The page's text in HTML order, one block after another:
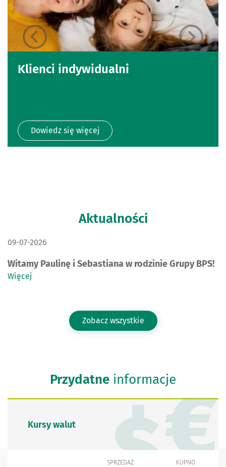
Klienci indywidualni
Dowiedz się więcej
Aktualności
DATA PUBLIKACJI:
09-07-2026
Witamy Paulinę i Sebastiana w rodzinie Grupy BPS!
Więcej
Zobacz wszystkie
Przydatne informacje
Kursy walut
SPRZEDAŻ KUPNO